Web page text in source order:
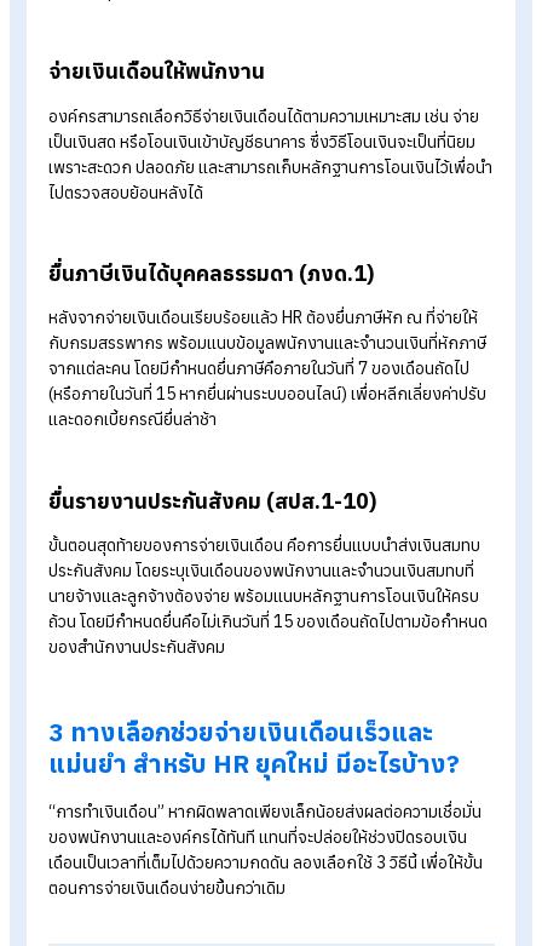
รวบรวมข้อมูลรายรับ-รายจ่ายอื่น ๆ ของพนักงาน
ในแต่ละเดือน พนักงานบางคนอาจมีการเบิกค่าใช้จ่ายส่วนอื่น เช่น
พัก ค่าเดินทาง หรือค่าเบี้ยเลี้ยง รวมถึงสิทธิประโยชน์อื่น ๆ ตาม
นโยบายองค์กร HR จึงต้องรวบรวมหลักฐานการเบิกจ่ายเหล่านี้เ
คำนวณเงินเดือนสุทธิ
เมื่อได้ข้อมูลครบถ้วนทั้งเวลาการทำงานและค่าใช้จ่ายเสริมอื่น ๆ ขั้น
ตอนต่อมาคือการคำนวณเงินเดือน โดยต้องรวมรายได้ประจำ เช่น
เดือนพื้นฐาน ค่าล่วงเวลา โบนัส และรายได้อื่น ๆ จากนั้นหักรายการ
จ่ายเงินเดือนให้พนักงาน
องค์กรสามารถเลือกวิธีจ่ายเงินเดือนได้ตามความเหมาะสม เช่น จ่า
เป็นเงินสด หรือโอนเงินเข้าบัญชีธนาคาร ซึ่งวิธีโอนเงินจะเป็นที่นิยม
ยื่นภาษีเงินได้บุคคลธรรมดา (ภงด.1)
หลังจากจ่ายเงินเดือนเรียบร้อยแล้ว HR ต้องยื่นภาษีหัก ณ ที่จ่ายใ
กับกรมสรรพากร พร้อมแนบข้อมูลพนักงานและจำนวนเงินที่หักภ